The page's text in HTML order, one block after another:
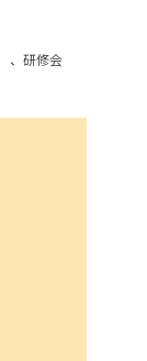
、研修会